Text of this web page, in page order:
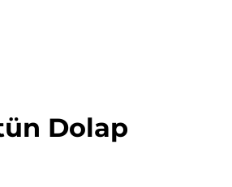
Dolap